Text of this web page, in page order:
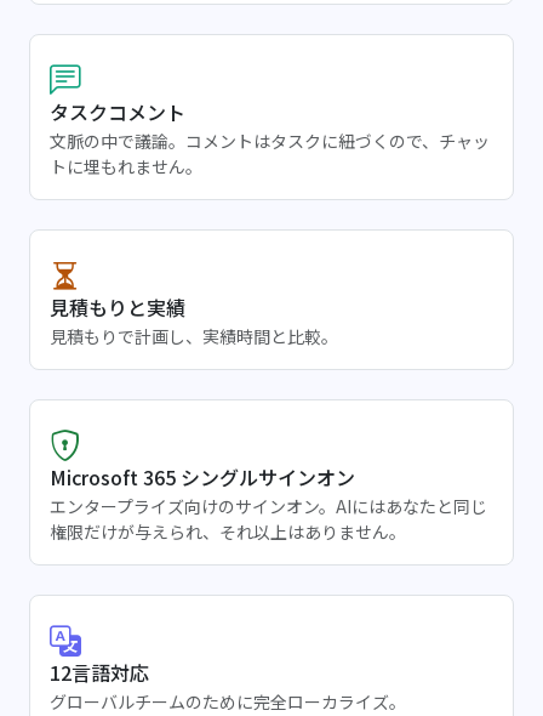
タスクコメント
文脈の中で議論。コメントはタスクに紐づくので、チャッ
トに埋もれません。
見積もりと実績
見積もりで計画し、実績時間と比較。
Microsoft 365 シングルサインオン
エンタープライズ向けのサインオン。AIにはあなたと同じ
権限だけが与えられ、それ以上はありません。
12言語対応
グローバルチームのために完全ローカライズ。